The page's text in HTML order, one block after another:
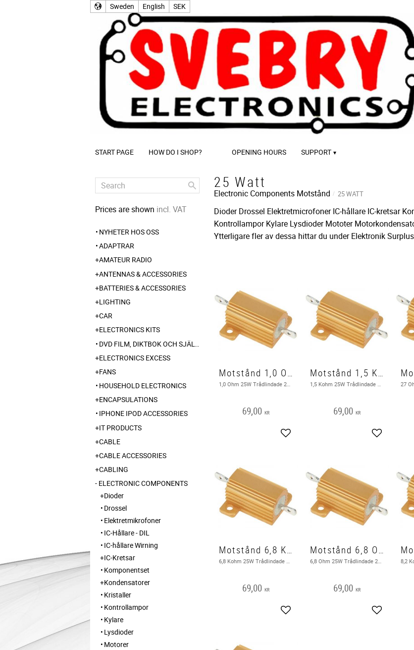
Sweden English SEK
START PAGE HOW DO I SHOP? OPENING HOURS SUPPORT
25 Watt
Electronic Components Motstånd 25 WATT
Dioder Drossel Elektretmicrofoner IC-hållare IC-kretsar
Kontrollampor Kylare Lysdioder Mototer
Ytterligare fler av dessa hittar du under Elektronik
Motstånd 1,0 Ohm 25 W
1,0 Ohm 25W Trådlindade 25W motstånd kan hantera kontinuerlig hög effektförlust i en kompakt storlek.
69,00 KR
Add to favorites
Motstånd 1,5 Kohm 25 W
1,5 Kohm 25W Trådlindade 25W motstånd kan hantera kontinuerlig hög effektförlust i en kompakt storlek.
69,00 KR
Add to
Motstånd 6,8 Kohm 25 W
69,00 KR
Add to favorites
Motstånd 6,8 Ohm 25 W
6,8 Ohm 25W Trådlindade 25W motstånd kan hantera kontinuerlig hög effektförlust i en kompakt storlek.
69,00 KR
Add to
Prices are shown incl. VAT
NYHETER HOS OSS
ADAPTRAR
AMATEUR RADIO
ANTENNAS & ACCESSORIES
BATTERIES & ACCESSORIES
LIGHTING
CAR
ELECTRONICS KITS
DVD FILM, DIKTBOK OCH SJÄLVBIOGRAFI FRÅN SKARABORG
ELECTRONICS EXCESS
FANS
HOUSEHOLD ELECTRONICS
ENCAPSULATIONS
IPHONE IPOD ACCESSORIES
IT PRODUCTS
CABLE
CABLE ACCESSORIES
CABLING
ELECTRONIC COMPONENTS
Dioder
Drossel
Elektretmikrofoner
IC-Hållare - DIL
IC-hållare Wirning
IC-Kretsar
Komponentset
Kondensatorer
Kristaller
Kontrollampor
Kylare
Lysdioder
Motorer